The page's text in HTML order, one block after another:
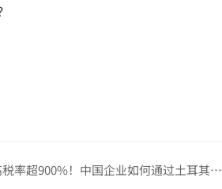
最高税率超900%！中国企业如何通过土耳其转口贸易规避美国关